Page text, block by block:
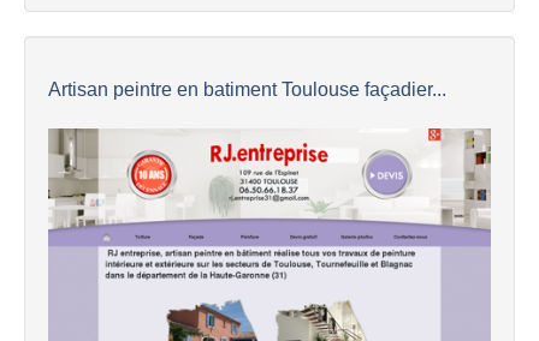
Artisan peintre en batiment Toulouse façadier...